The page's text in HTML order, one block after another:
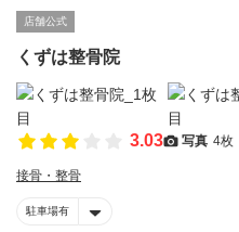
店舗公式
くずは整骨院
3.03 写真 4枚
接骨・整骨
駐車場有